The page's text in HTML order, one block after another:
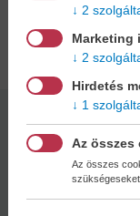
Adatok
Kötésmód:
puha
Kiadás
2
Marketing
2
Hirdetés
1
Az összes
Az összes
szükségeseket.